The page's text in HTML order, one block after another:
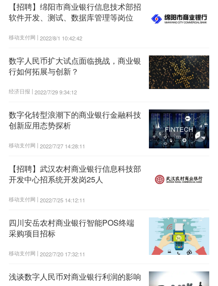
【招聘】绵阳市商业银行信息技术部招
软件开发、测试、数据库管理等岗位
移动支付网 | 2022/8/1 10:42:42
数字人民币扩大试点面临挑战，商业银
行如何拓展与创新？
经济日报 | 2022/7/29 9:34:12
数字化转型浪潮下的商业银行金融科技
创新应用态势探析
移动支付网 | 2022/7/27 14:28:11
【招聘】武汉农村商业银行信息科技部
开发中心招系统开发岗25人
移动支付网 | 2022/7/25 14:12:11
四川安岳农村商业银行智能POS终端
采购项目招标
移动支付网 | 2022/7/20 17:32:11
浅谈数字人民币对商业银行利润的影响